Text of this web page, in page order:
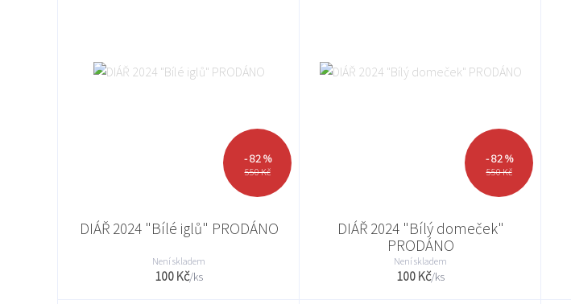
550 Kč
- 82 %
DIÁŘ 2024 "Bílé iglů" PRODÁNO
100 Kč/ks
Není skladem
550 Kč
- 82 %
DIÁŘ 2024 "Bílý domeček"
PRODÁNO
100 Kč/ks
Není skladem